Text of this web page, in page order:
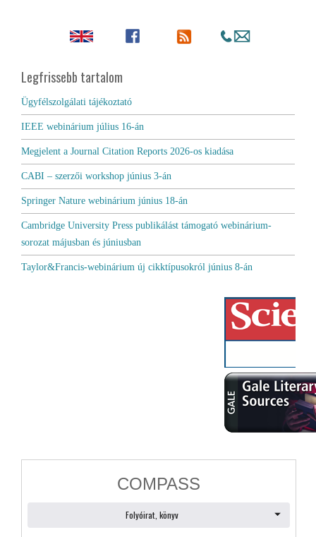
Legfrissebb tartalom
Ügyfélszolgálati tájékoztató
IEEE webinárium július 16-án
Megjelent a Journal Citation Reports 2026-os kiadása
CABI – szerzői workshop június 3-án
Springer Nature webinárium június 18-án
Cambridge University Press publikálást támogató webinárium-
sorozat májusban és júniusban
Taylor&Francis-webinárium új cikktípusokról június 8-án